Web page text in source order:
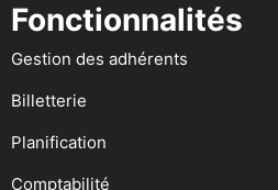
Fonctionnalités
Gestion des adhérents
Billetterie
Planification
Comptabilité